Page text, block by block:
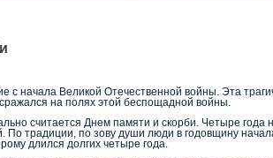
с начала Великой Отечественной войны. Эта
на полях этой беспощадной войны.
считается Днем памяти и скорби. Четыре года
По традиции, по зову души люди в годовщину
длился долгих четыре года.